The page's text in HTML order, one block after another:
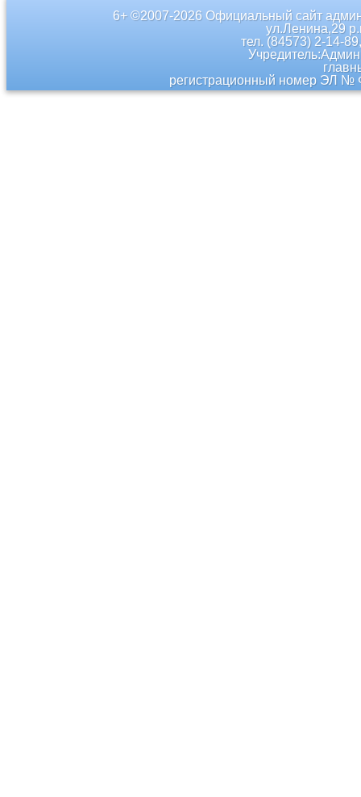
6+ ©2007-2026 Официальный сайт
ул.Ленина,29
тел. (84573) 2-14-
регистрационный номер ЭЛ №